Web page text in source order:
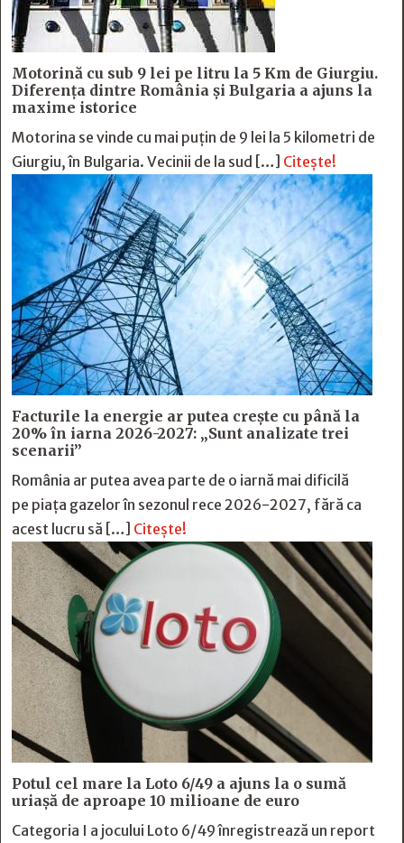
Motorină cu sub 9 lei pe litru la 5 Km de Giurgiu.
Diferența dintre România și Bulgaria a ajuns la
maxime istorice
Motorina se vinde cu mai puțin de 9 lei la 5 kilometri de
Giurgiu, în Bulgaria. Vecinii de la sud […] Citește!
Facturile la energie ar putea crește cu până la
20% în iarna 2026-2027: „Sunt analizate trei
scenarii”
România ar putea avea parte de o iarnă mai dificilă
pe piața gazelor în sezonul rece 2026-2027, fără ca
acest lucru să […] Citește!
Potul cel mare la Loto 6/49 a ajuns la o sumă
uriașă de aproape 10 milioane de euro
Categoria I a jocului Loto 6/49 înregistrează un report